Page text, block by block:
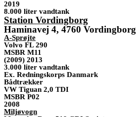
2019
8.000 liter vandtank
Station Vordingborg
Haminavej 4, 4760 Vordingborg
A-Sprøjte
Volvo FL 290
MSBR M11
(2009) 2013
3.000 liter vandtank
Ex. Redningskorps Danmark
Bådtrækker
VW Tiguan 2,0 TDI
MSBR P02
2008
Miljøvogn